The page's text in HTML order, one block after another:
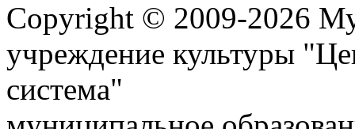
Copyright © 2009-2026
учреждение культуры
система"